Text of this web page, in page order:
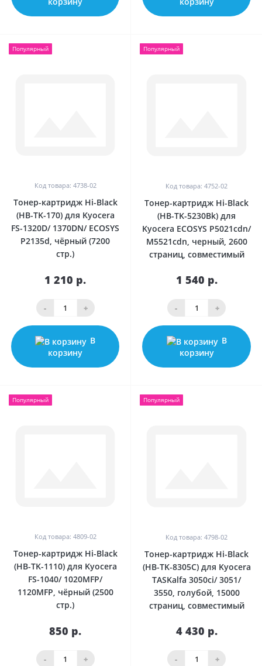
Популярный
Код товара: 4738-02
Тонер-картридж Hi-Black
(HB-TK-170) для Kyocera
FS-1320D/ 1370DN/ ECOSYS
P2135d, чёрный (7200
стр.)
1 210 р.
- +
В
корзину
Популярный
Код товара: 4752-02
Тонер-картридж Hi-Black
(HB-TK-5230Bk) для
Kyocera ECOSYS P5021cdn/
M5521cdn, черный, 2600
страниц, совместимый
1 540 р.
- +
В
корзину
Популярный
Код товара: 4809-02
Тонер-картридж Hi-Black
(HB-TK-1110) для Kyocera
FS-1040/ 1020MFP/
1120MFP, чёрный (2500
стр.)
850 р.
- +
Популярный
Код товара: 4798-02
Тонер-картридж Hi-Black
(HB-TK-8305C) для Kyocera
TASKalfa 3050ci/ 3051/
3550, голубой, 15000
страниц, совместимый
4 430 р.
- +